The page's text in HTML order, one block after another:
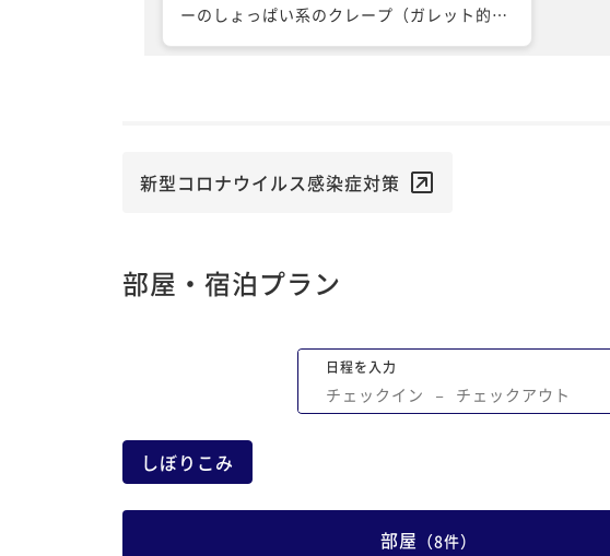
ーのしょっぱい系のクレープ（ガレット的な
感じ）が3種類、美味しいお粥、パウンドケ
満足度が高かったです。
新型コロナウイルス感染症対策
部屋・宿泊プラン
日程を入力
チェックイン − チェックアウト
しぼりこみ
部屋 （8件）